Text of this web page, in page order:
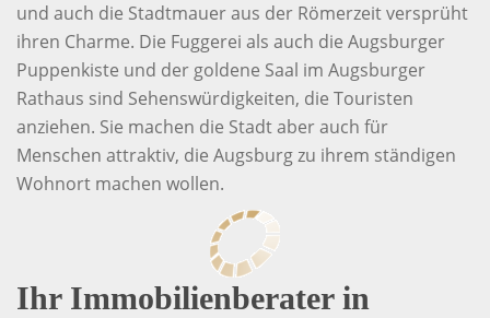
und auch die Stadtmauer aus der Römerzeit versprüht
ihren Charme. Die Fuggerei als auch die Augsburger
Puppenkiste und der goldene Saal im Augsburger
Rathaus sind Sehenswürdigkeiten, die Touristen
anziehen. Sie machen die Stadt aber auch für
Menschen attraktiv, die Augsburg zu ihrem ständigen
Wohnort machen wollen.
Ihr Immobilienberater in